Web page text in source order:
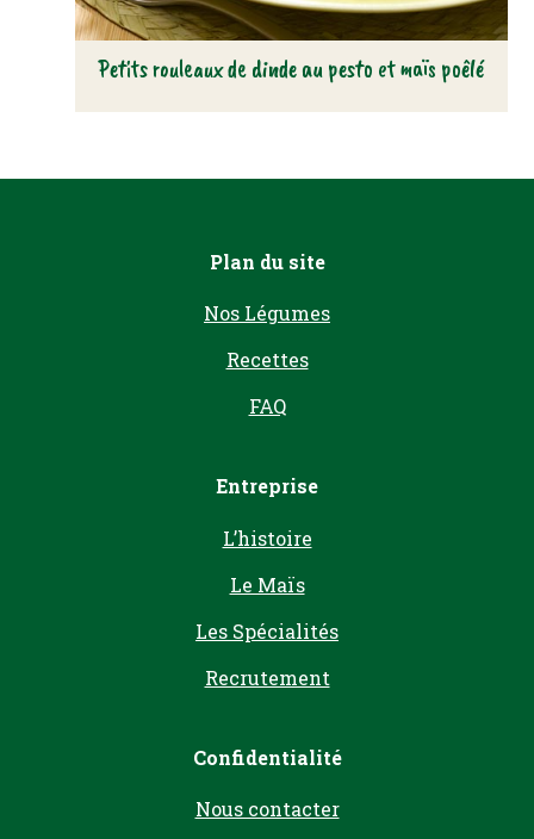
Petits rouleaux de dinde au pesto et maïs poêlé
Plan du site
Nos Légumes
Recettes
FAQ
Entreprise
L’histoire
Le Maïs
Les Spécialités
Recrutement
Confidentialité
Nous contacter